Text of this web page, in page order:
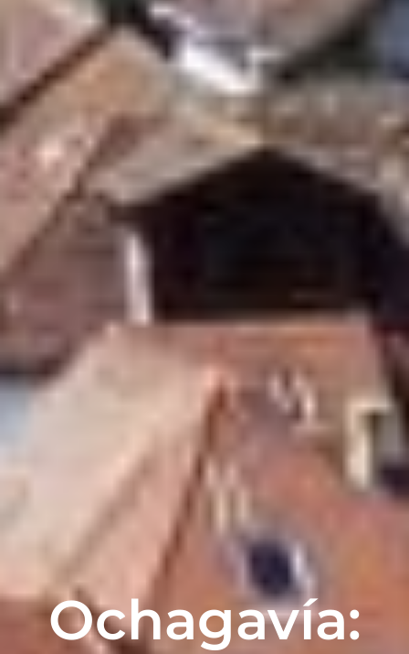
Ochagavía: